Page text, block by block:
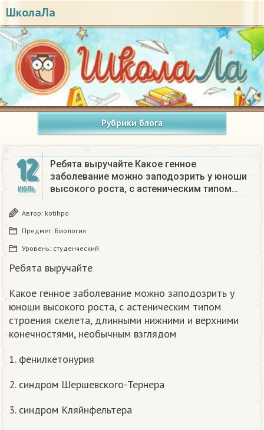
ШколаЛа
Рубрики блога
12
ИЮЛЬ
Ребята выручайте Какое генное
заболевание можно заподозрить у юноши
высокого роста, с астеническим типом…
Автор: kotihpo
Предмет: Биология
Уровень: студенческий
Ребята выручайте
Какое генное заболевание можно заподозрить у
юноши высокого роста, с астеническим типом
строения скелета, длинными нижними и верхними
конечностями, необычным взглядом
1. фенилкетонурия
2. синдром Шершевского-Тернера
3. синдром Кляйнфельтера